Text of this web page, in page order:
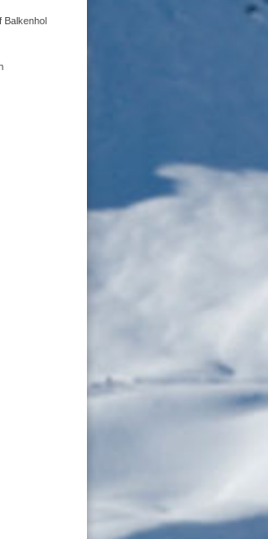
Balkenhol